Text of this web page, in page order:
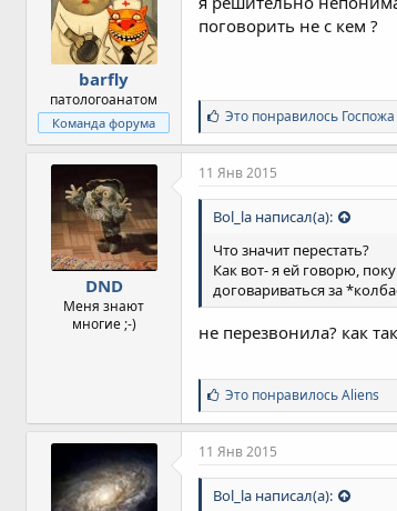
barfly
патологоанатом
Команда форума
поговорить не с кем ?
С
и
м
п
т
и
:
Это понравилось
DND
Меня знают
многие ;-)
11 Янв 2015
Bol_la написал(а):
Что значит перестать?
Как вот- я ей говорю,
договариваться за
не перезвонила? как
С
и
м
п
т
и
Это понравилосьAliens
11 Янв 2015
Bol_la написал(а):